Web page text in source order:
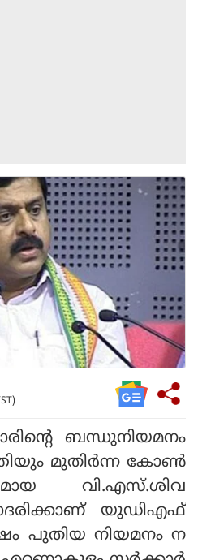
ബന്ധുനിയമനം
മുതിർന്ന കോൺ
വി.എസ്.ശിവ
യുഡിഎഫ്
പുതിയ നിയമനം ന